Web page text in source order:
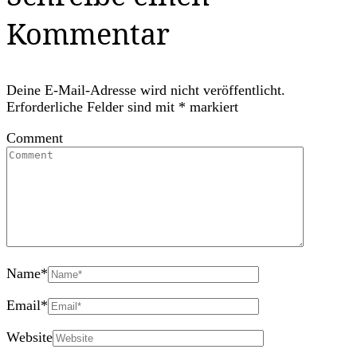
Kommentar
Deine E-Mail-Adresse wird nicht veröffentlicht.
Erforderliche Felder sind mit * markiert
Comment
Name*
Email*
Website